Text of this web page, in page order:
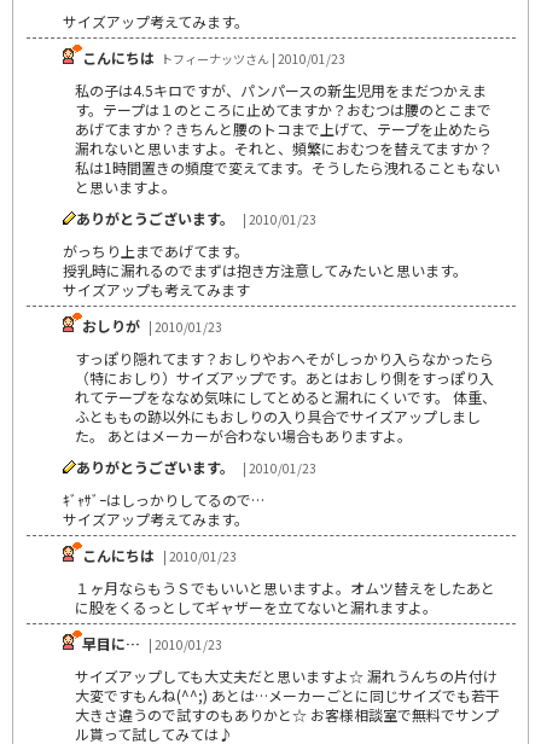
サイズアップ考えてみます。
こんにちは トフィーナッツさん | 2010/01/23
私の子は4.5キロですが、パンパースの新生児用をまだつかえま
す。テープは１のところに止めてますか？おむつは腰のとこまで
あげてますか？きちんと腰のトコまで上げて、テープを止めたら
漏れないと思いますよ。それと、頻繁におむつを替えてますか？
私は1時間置きの頻度で変えてます。そうしたら洩れることもない
と思いますよ。
ありがとうございます。
| 2010/01/23
がっちり上まであげてます。
授乳時に漏れるのでまずは抱き方注意してみたいと思います。
サイズアップも考えてみます
おしりが | 2010/01/23
すっぽり隠れてます？おしりやおへそがしっかり入らなかったら
（特におしり）サイズアップです。あとはおしり側をすっぽり入
れてテープをななめ気味にしてとめると漏れにくいです。 体重、
ふとももの跡以外にもおしりの入り具合でサイズアップしまし
た。 あとはメーカーが合わない場合もありますよ。
ありがとうございます。
| 2010/01/23
ｷﾞｬｻﾞｰはしっかりしてるので…
サイズアップ考えてみます。
こんにちは | 2010/01/23
１ヶ月ならもうＳでもいいと思いますよ。オムツ替えをしたあと
に股をくるっとしてギャザーを立てないと漏れますよ。
早目に… | 2010/01/23
サイズアップしても大丈夫だと思いますよ☆ 漏れうんちの片付け
大変ですもんね(^^;) あとは…メーカーごとに同じサイズでも若干
大きさ違うので試すのもありかと☆ お客様相談室で無料でサンプ
ル貰って試してみては♪